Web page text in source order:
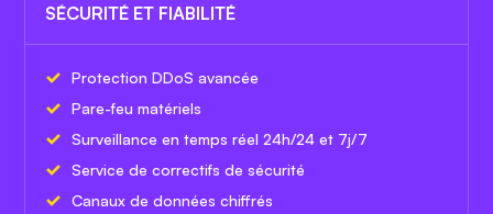
SÉCURITÉ ET FIABILITÉ
Protection DDoS avancée
Pare-feu matériels
Surveillance en temps réel 24h/24 et 7j/7
Service de correctifs de sécurité
Canaux de données chiffrés